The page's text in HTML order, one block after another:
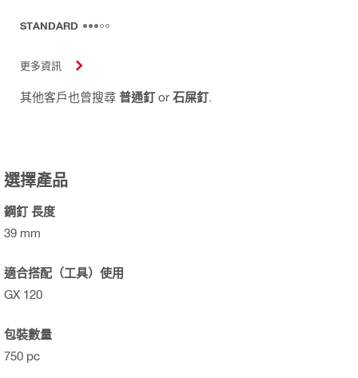
STANDARD
更多資訊
其他客戶也曾搜尋 普通釘 or 石屎釘
選擇產品
鋼釘 長度
39 mm
適合搭配（工具）使用
GX 120
包裝數量
750 pc